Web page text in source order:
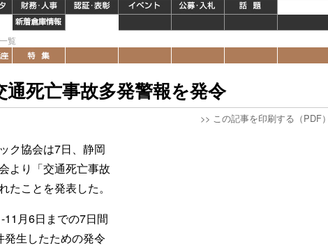
覧
通死亡事故多発警報を発令
>> この記事を印刷する（PDF）
ク協会は7日、静岡
より「交通死亡事故
たことを発表した。
月6日までの7日間
生したための発令